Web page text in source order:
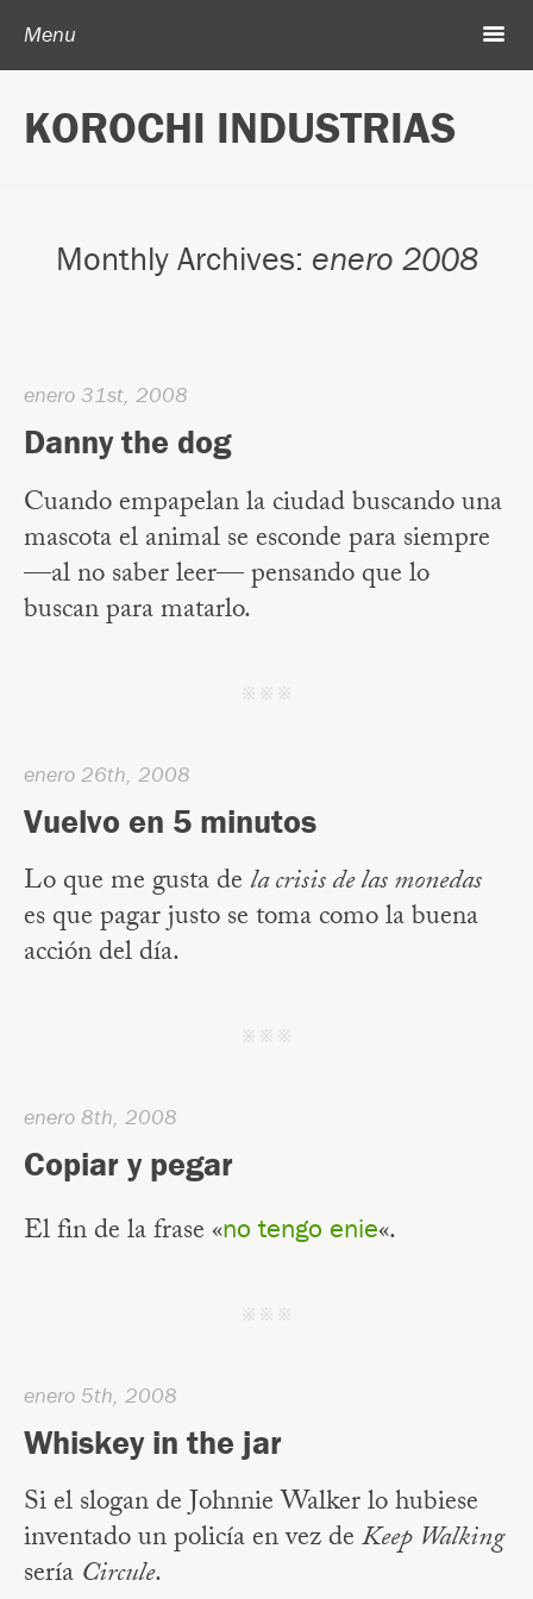
KOROCHI INDUSTRIAS
Menu m
Archivo
Monthly Archives: enero 2008
enero 31st, 2008
Danny the dog
Cuando empapelan la ciudad buscando una
mascota el animal se esconde para siempre
—al no saber leer— pensando que lo
buscan para matarlo.
j j j
enero 26th, 2008
Vuelvo en 5 minutos
Lo que me gusta de la crisis de las monedas
es que pagar justo se toma como la buena
acción del día.
j j j
enero 8th, 2008
Copiar y pegar
El fin de la frase «no tengo enie«.
j j j
enero 5th, 2008
Whiskey in the jar
Si el slogan de Johnnie Walker lo hubiese
inventado un policía en vez deKeep Walking
sería Circule.